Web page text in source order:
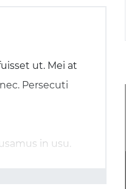
ut. Mei at
Persecuti
in usu.
ius. Cu nibh